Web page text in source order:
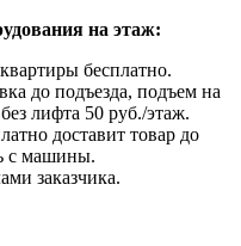
на этаж:
бесплатно.
до подъезда, подъем на
лифта 50 руб./этаж.
доставит товар до
с машины.
заказчика.